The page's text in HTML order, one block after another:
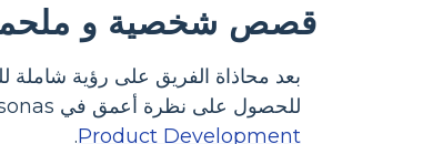
قصص شخصية و
للحصول على نظرة أعمق في Personas و User Stories ، تحقق من Storyboard That 's
Product Development
.